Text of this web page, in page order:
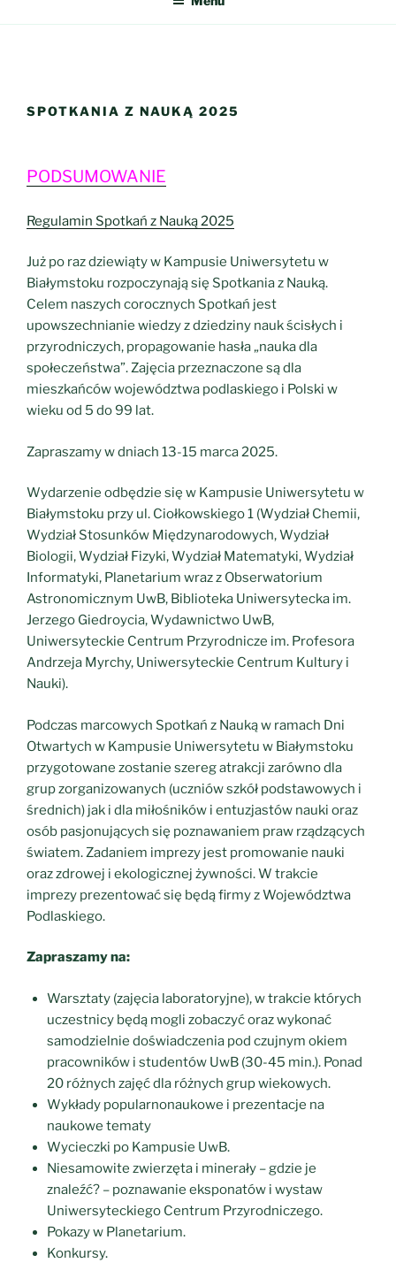
SPOTKANIA Z NAUKĄ 2025
PODSUMOWANIE
Regulamin Spotkań z Nauką 2025
Już po raz dziewiąty w Kampusie Uniwersytetu w
Białymstoku rozpoczynają się Spotkania z Nauką.
Celem naszych corocznych Spotkań jest
upowszechnianie wiedzy z dziedziny nauk ścisłych i
przyrodniczych, propagowanie hasła „nauka dla
społeczeństwa”. Zajęcia przeznaczone są dla
mieszkańców województwa podlaskiego i Polski w
wieku od 5 do 99 lat.
Zapraszamy w dniach 13-15 marca 2025.
Wydarzenie odbędzie się w Kampusie Uniwersytetu w
Białymstoku przy ul. Ciołkowskiego 1 (Wydział Chemii,
Wydział Stosunków Międzynarodowych, Wydział
Biologii, Wydział Fizyki, Wydział Matematyki, Wydział
Informatyki, Planetarium wraz z Obserwatorium
Astronomicznym UwB, Biblioteka Uniwersytecka im.
Jerzego Giedroycia, Wydawnictwo UwB,
Uniwersyteckie Centrum Przyrodnicze im. Profesora
Andrzeja Myrchy, Uniwersyteckie Centrum Kultury i
Nauki).
Podczas marcowych Spotkań z Nauką w ramach Dni
Otwartych w Kampusie Uniwersytetu w Białymstoku
przygotowane zostanie szereg atrakcji zarówno dla
grup zorganizowanych (uczniów szkół podstawowych i
średnich) jak i dla miłośników i entuzjastów nauki oraz
osób pasjonujących się poznawaniem praw rządzących
światem. Zadaniem imprezy jest promowanie nauki
oraz zdrowej i ekologicznej żywności. W trakcie
imprezy prezentować się będą firmy z Województwa
Podlaskiego.
Zapraszamy na:
Warsztaty (zajęcia laboratoryjne), w trakcie których
uczestnicy będą mogli zobaczyć oraz wykonać
samodzielnie doświadczenia pod czujnym okiem
pracowników i studentów UwB (30-45 min.). Ponad
20 różnych zajęć dla różnych grup wiekowych.
Wykłady popularnonaukowe i prezentacje na
naukowe tematy
Wycieczki po Kampusie UwB.
Niesamowite zwierzęta i minerały – gdzie je
znaleźć? – poznawanie eksponatów i wystaw
Uniwersyteckiego Centrum Przyrodniczego.
Pokazy w Planetarium.
Konkursy.